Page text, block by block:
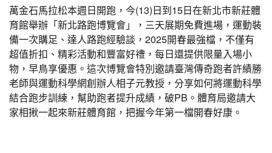
萬金石馬拉松本週日開跑，今(13)日到15日在新北市新莊體
育館舉辦「新北路跑博覽會」，三天展期免費進場，運動裝
備一次購足、達人路跑經驗談，2025開春最強檔，不僅有
超值折扣、精彩活動和豐富好禮，每日還提供限量入場小
物，早鳥享優惠。這次博覽會特別邀請臺灣傳奇跑者許績勝
老師與運動科學網創辦人相子元教授，分享如何將運動科學
結合跑步訓練，幫助跑者提升成績，破PB。體育局邀請大
家相揪一起來新莊體育館，把握今年第一檔開春好康。